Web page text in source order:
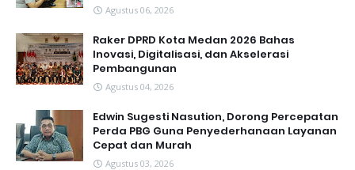
Agustus 06, 2026
Raker DPRD Kota Medan 2026 Bahas
Inovasi, Digitalisasi, dan Akselerasi
Pembangunan
Agustus 04, 2026
Edwin Sugesti Nasution, Dorong Percepatan
Perda PBG Guna Penyederhanaan Layanan
Cepat dan Murah
Agustus 03, 2026